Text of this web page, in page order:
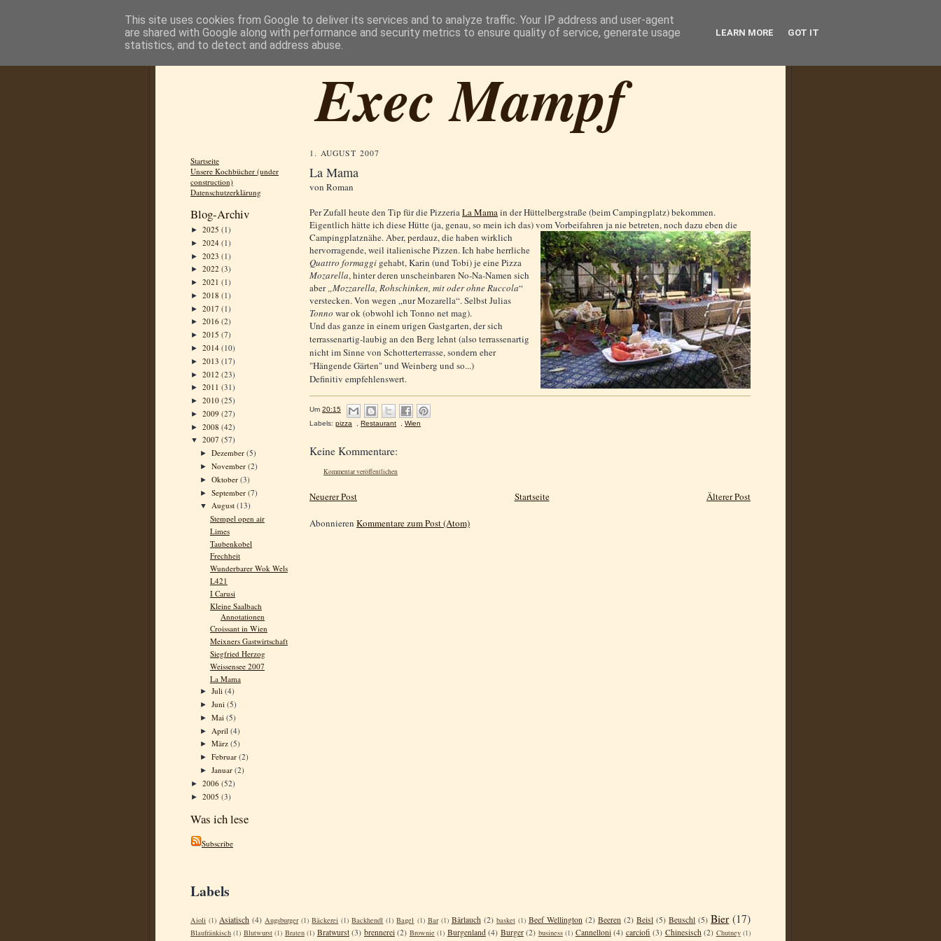
Exec Mampf
Startseite
Unsere Kochbücher (under
construction)
Datenschutzerklärung
Blog-Archiv
► 2025 (1)
► 2024 (1)
► 2023 (1)
► 2022 (3)
► 2021 (1)
► 2018 (1)
► 2017 (1)
► 2016 (2)
► 2015 (7)
► 2014 (10)
► 2013 (17)
► 2012 (23)
► 2011 (31)
► 2010 (25)
► 2009 (27)
► 2008 (42)
▼ 2007 (57)
►Dezember(5)
►November(2)
►Oktober(3)
►September(7)
▼ August(13)
Stempel open air
Limes
Taubenkobel
Frechheit
Wunderbarer Wok Wels
L421
I Carusi
Kleine Saalbach
Annotationen
Croissant in Wien
Meixners Gastwirtschaft
Siegfried Herzog
Weissensee 2007
La Mama
►Juli(4)
►Juni(5)
►Mai(5)
► April(4)
►März(5)
►Februar(2)
►Januar(2)
► 2006 (52)
► 2005 (3)
Was ich lese
Subscribe
1. AUGUST 2007
La Mama
von Roman
Per Zufall heute den Tip für die PizzeriaLa Mamain der Hüttelbergstraße (beim Campingplatz) bekommen.
Eigentlich hätte ich diese Hütte (ja, genau, so mein ich das) vom Vorbeifahren ja nie betreten, noch dazu eben die
Campingplatznähe. Aber, perdauz, die haben wirklich
hervorragende, weil italienische Pizzen. Ich habe herrliche
Quattro formaggi gehabt, Karin (und Tobi) je eine Pizza
Mozarella, hinter deren unscheinbaren No-Na-Namen sich
aber„Mozzarella, Rohschinken, mit oder ohne Ruccola“
verstecken. Von wegen „nur Mozarella“. Selbst Julias
Tonno war ok (obwohl ich Tonno net mag).
Und das ganze in einem urigen Gastgarten, der sich
terrassenartig-laubig an den Berg lehnt (also terrassenartig
nicht im Sinne von Schotterterrasse, sondern eher
"Hängende Gärten" und Weinberg und so...)
Definitiv empfehlenswert.
Um 20:15
Labels: pizza Restaurant Wien
Keine Kommentare:
Kommentar veröffentlichen
Neuerer Post Älterer Post
Startseite
Abonnieren Kommentare zum Post (Atom)
Labels
Aioli (1) Asiatisch (4) Augsburger (1) Bäckerei (1) Backhendl (1) Bagel (1) Bar (1) Bärlauch (2) basket (1) Beef Wellington (2) Beeren (2) Beisl (5) Beuschl (5) Bier (17)
Blaufränkisch (1) Blutwurst (1) Braten (1) Bratwurst (3) brennerei (2) Brownie (1) Burgenland (4) Burger (2) business (1) Cannelloni (4) carciofi (3) Chinesisch (2) Chutney (1)
This site uses cookies from Google to deliver its services and to analyze traffic. Your IP address and user-agent
are shared with Google along with performance and security metrics to ensure quality of service, generate usage
statistics, and to detect and address abuse.
LEARN MORE GOT IT